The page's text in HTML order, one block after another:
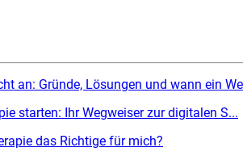
an: Gründe, Lösungen und wann ein
starten: Ihr Wegweiser zur digitalen S...
das Richtige für mich?